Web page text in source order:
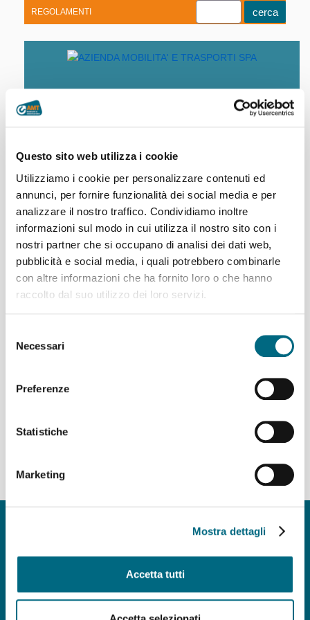
Questo sito web utilizza i cookie
Utilizziamo i cookie per personalizzare contenuti ed
annunci, per fornire funzionalità dei social media e per
analizzare il nostro traffico. Condividiamo inoltre
informazioni sul modo in cui utilizza il nostro sito con i
nostri partner che si occupano di analisi dei dati web,
pubblicità e social media, i quali potrebbero combinarle
con altre informazioni che ha fornito loro o che hanno
raccolto dal suo utilizzo dei loro servizi.
delNecessari
Preferenze
Statistiche
Marketing
Mostra dettagli
Accetta tutti
REGOLAMENTI
Home | Clienti | Servizi agli abbonati
Per essere sempre informati su tutte le iniziative e i servizi
di AMT.
Leggi di più >
Scopri i numerosi vantaggi e tutte le convenzioni per gli
Leggi di più >
Sede legale: via Montaldo 2, 16137 Genova
Capitale sociale € 29.521.464,00 i.v.
amt.spa@pec.amt.genova.it-amt.spa@amt.genova.it